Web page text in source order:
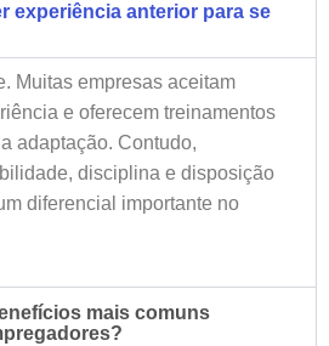
experiência anterior para se
Muitas empresas aceitam
e oferecem treinamentos
adaptação. Contudo,
disciplina e disposição
diferencial importante no
mais comuns